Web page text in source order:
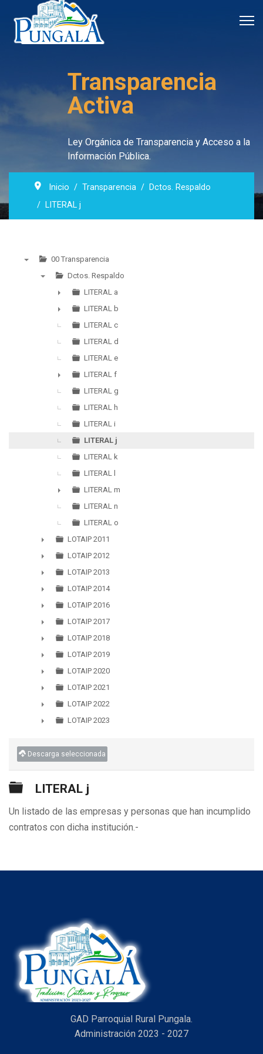
Transparencia
Activa
Ley Orgánica de Transparencia y Acceso a la
Información Pública.
Inicio Transparencia
Dctos. Respaldo
LITERAL j
00 Transparencia
Dctos. Respaldo
►
LITERAL a
►
LITERAL b
LITERAL c
LITERAL d
LITERAL e
►
LITERAL f
LITERAL g
LITERAL h
LITERAL i
LITERAL j
LITERAL k
LITERAL l
►
LITERAL m
LITERAL n
LITERAL o
►
LOTAIP 2011
►
LOTAIP 2012
►
LOTAIP 2013
►
LOTAIP 2014
►
LOTAIP 2016
►
LOTAIP 2017
►
LOTAIP 2018
►
LOTAIP 2019
►
LOTAIP 2020
►
LOTAIP 2021
►
LOTAIP 2022
LOTAIP 2023
Descarga seleccionada
Carpeta
LITERAL j
Un listado de las empresas y personas que han incumplido
contratos con dicha institución.-
GAD Parroquial Rural Pungala.
Administración 2023 - 2027